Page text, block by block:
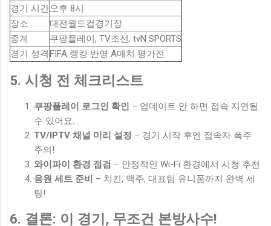
경기 시간오후 8시
장소
대전월드컵경기장
중계
쿠팡플레이, TV조선, tvN SPORTS
경기 성격FIFA 랭킹 반영 A매치 평가전
5. 시청 전 체크리스트
쿠팡플레이 로그인 확인 – 업데이트 안 하면 접속 지연될
수 있어요.
TV/IPTV 채널 미리 설정 – 경기 시작 후엔 접속자 폭주
주의!
와이파이 환경 점검 – 안정적인 Wi-Fi 환경에서 시청 추천
응원 세트 준비
– 치킨, 맥주, 대표팀 유니폼까지 완벽 세
팅!
6. 결론: 이 경기, 무조건 본방사수!